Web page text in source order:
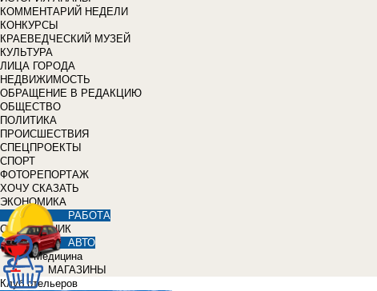
КОММЕНТАРИЙ НЕДЕЛИ
КОНКУРСЫ
КРАЕВЕДЧЕСКИЙ МУЗЕЙ
КУЛЬТУРА
ЛИЦА ГОРОДА
НЕДВИЖИМОСТЬ
ОБРАЩЕНИЕ В РЕДАКЦИЮ
ОБЩЕСТВО
ПОЛИТИКА
ПРОИСШЕСТВИЯ
СПЕЦПРОЕКТЫ
СПОРТ
ФОТОРЕПОРТАЖ
ХОЧУ СКАЗАТЬ
ЭКОНОМИКА
РАБОТА
СПРАВОЧНИК
АВТО
Медицина
МАГАЗИНЫ
Клуб отельеров